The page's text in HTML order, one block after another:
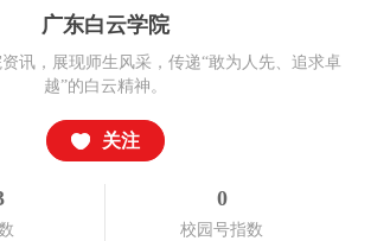
广东白云学院
讯，展现师生风采，传递“敢为人先、追求卓
越”的白云精神。
关注
0
校园号指数